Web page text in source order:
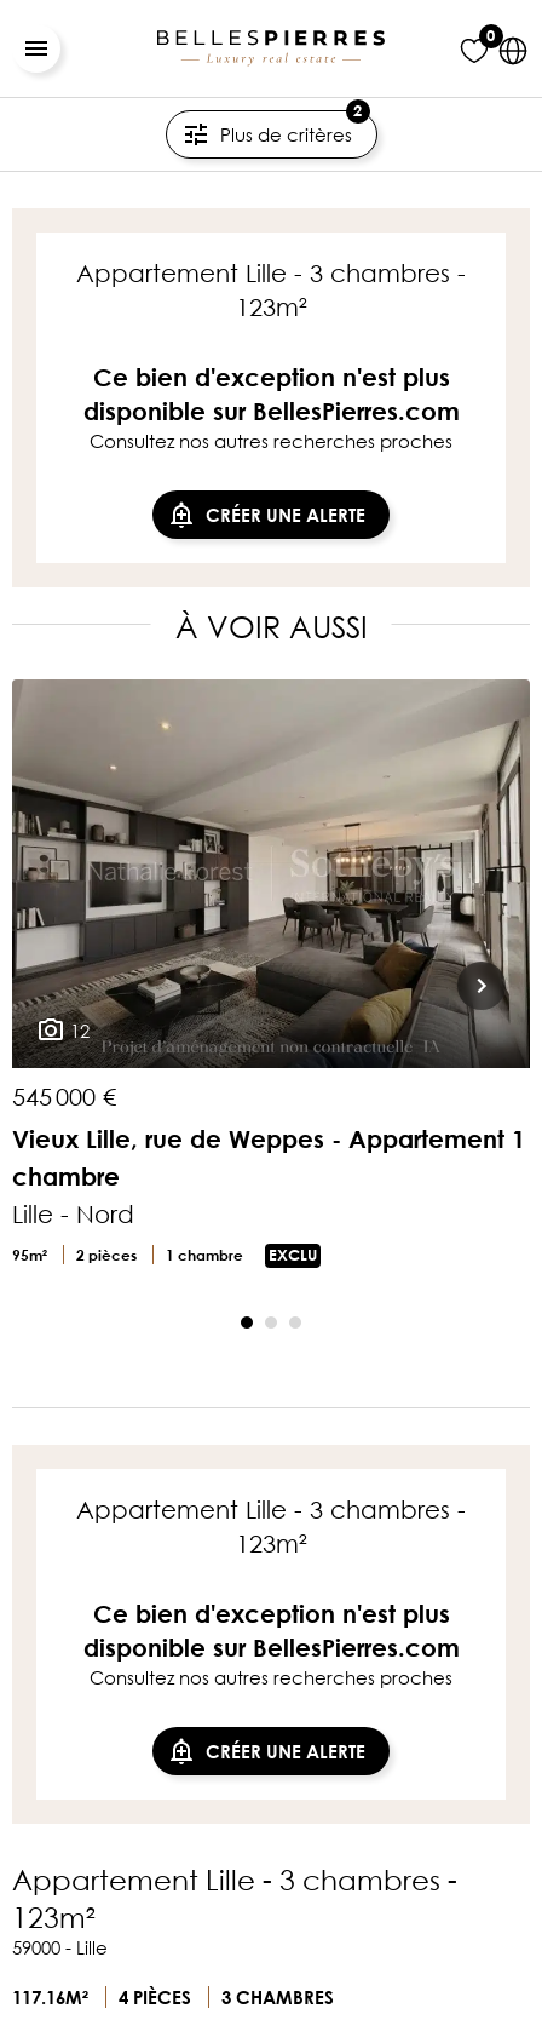
0
Plus de critères
2
Appartement Lille - 3 chambres -
123m²
Ce bien d'exception n'est plus
disponible sur BellesPierres.com
Consultez nos autres recherches proches
CRÉER UNE ALERTE
À VOIR AUSSI
12
545 000 €
Vieux Lille, rue de Weppes - Appartement 1
chambre
Lille - Nord
95m² 2 pièces 1 chambre EXCLU
Appartement Lille - 3 chambres -
123m²
Ce bien d'exception n'est plus
disponible sur BellesPierres.com
Consultez nos autres recherches proches
CRÉER UNE ALERTE
Appartement Lille - 3 chambres -
123m²
59000 - Lille
117.16M² 4 PIÈCES 3 CHAMBRES